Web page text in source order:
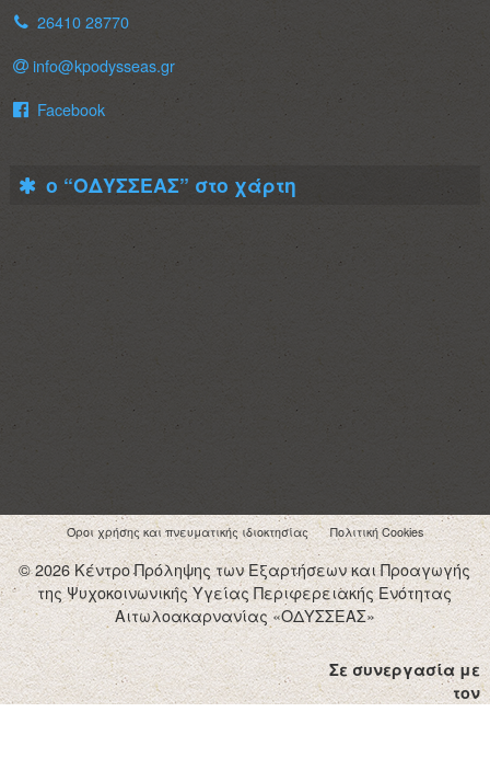
26410 28770
info@kpodysseas.gr
Facebook
ο “ΟΔΥΣΣΕΑΣ” στο χάρτη
Όροι χρήσης και πνευματικής ιδιοκτησίας Πολιτική Cookies
© 2026 Κέντρο Πρόληψης των Εξαρτήσεων και Προαγωγής
της Ψυχοκοινωνικής Υγείας Περιφερειακής Ενότητας
Αιτωλοακαρνανίας «ΟΔΥΣΣΕΑΣ»
Σε συνεργασία με
τον